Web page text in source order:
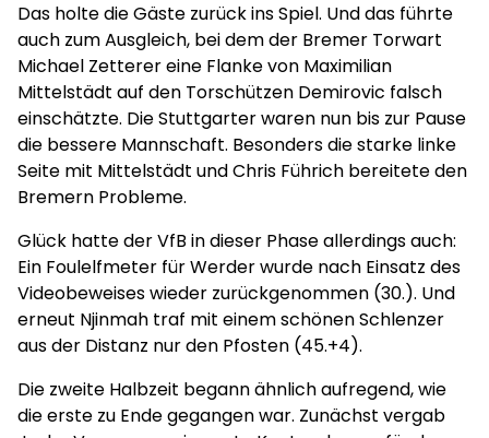
Das holte die Gäste zurück ins Spiel. Und das führte
auch zum Ausgleich, bei dem der Bremer Torwart
Michael Zetterer eine Flanke von Maximilian
Mittelstädt auf den Torschützen Demirovic falsch
einschätzte. Die Stuttgarter waren nun bis zur Pause
die bessere Mannschaft. Besonders die starke linke
Seite mit Mittelstädt und Chris Führich bereitete den
Bremern Probleme.
Glück hatte der VfB in dieser Phase allerdings auch:
Ein Foulelfmeter für Werder wurde nach Einsatz des
Videobeweises wieder zurückgenommen (30.). Und
erneut Njinmah traf mit einem schönen Schlenzer
aus der Distanz nur den Pfosten (45.+4).
Die zweite Halbzeit begann ähnlich aufregend, wie
die erste zu Ende gegangen war. Zunächst vergab